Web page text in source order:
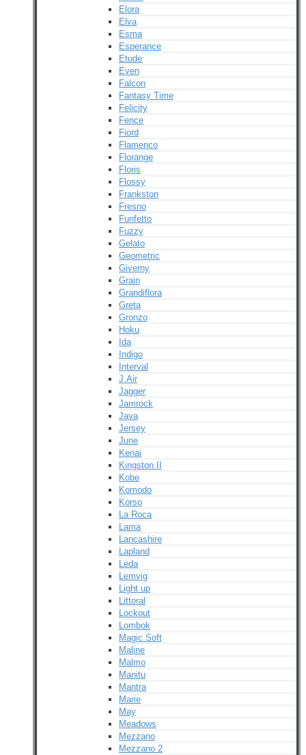
Elora
Elva
Esma
Esperance
Etude
Even
Falcon
Fantasy Time
Felicity
Fence
Fiord
Flamenco
Florange
Floris
Flossy
Frankston
Fresno
Funfetto
Fuzzy
Gelato
Geometric
Giverny
Grain
Grandiflora
Greta
Gronzo
Hoku
Ida
Indigo
Interval
J.Air
Jagger
Jamrock
Java
Jersey
June
Kenai
Kingston II
Kobe
Komodo
Korso
La Roca
Lama
Lancashire
Lapland
Leda
Lemvig
Light up
Littoral
Lockout
Lombok
Magic Soft
Maline
Malmo
Manitu
Mantra
Marie
May
Meadows
Mezzano
Mezzano 2